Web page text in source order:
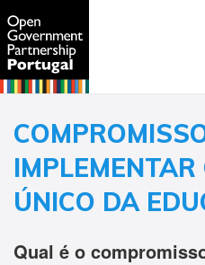
ÚNICO DA
Qual é o